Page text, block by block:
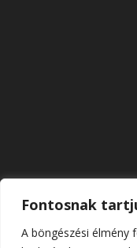
Fontosnak
A böngészési élmény